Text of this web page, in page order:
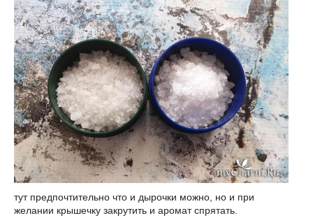
тут предпочтительно что и дырочки можно, но и при
желании крышечку закрутить и аромат спрятать.